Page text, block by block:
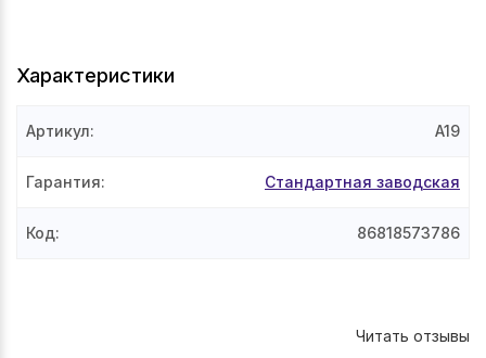
Характеристики
Артикул: A19
Гарантия: Стандартная заводская
Код: 86818573786
Читать отзывы